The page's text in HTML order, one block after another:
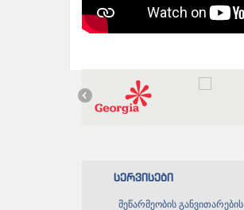
სერვისები
მეწარმეობის განვითარების